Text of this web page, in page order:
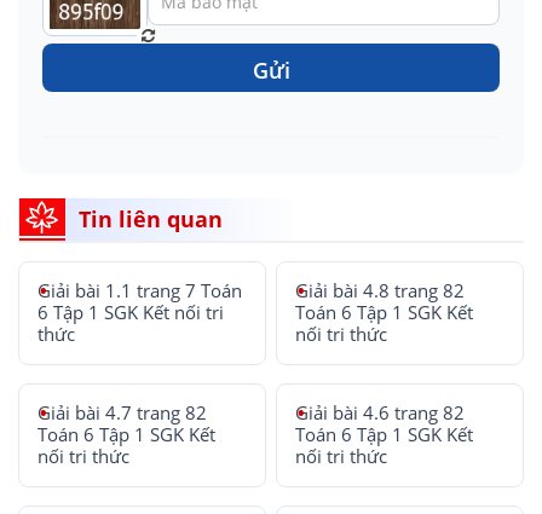
Gửi
Tin liên quan
Giải bài 1.1 trang 7 Toán
6 Tập 1 SGK Kết nối tri
thức
Giải bài 4.8 trang 82
Toán 6 Tập 1 SGK Kết
nối tri thức
Giải bài 4.7 trang 82
Toán 6 Tập 1 SGK Kết
nối tri thức
Giải bài 4.6 trang 82
Toán 6 Tập 1 SGK Kết
nối tri thức